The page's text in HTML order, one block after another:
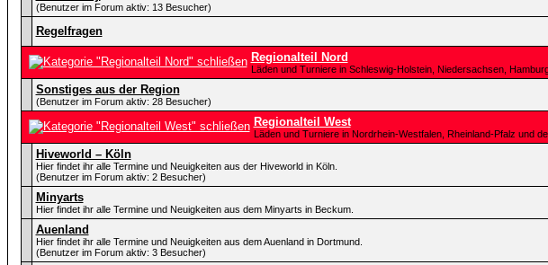
(Benutzer im Forum aktiv: 13 Besucher)
Regelfragen
Regionalteil Nord
Läden und Turniere in Schleswig-Holstein, Niedersachsen,
Sonstiges aus der Region
(Benutzer im Forum aktiv: 28 Besucher)
Regionalteil West
Läden und Turniere in Nordrhein-Westfalen, Rheinland-Pfalz und
Hiveworld – Köln
Hier findet ihr alle Termine und Neuigkeiten aus der Hiveworld in Köln.
(Benutzer im Forum aktiv: 2 Besucher)
Minyarts
Hier findet ihr alle Termine und Neuigkeiten aus dem Minyarts in Beckum.
Auenland
Hier findet ihr alle Termine und Neuigkeiten aus dem Auenland in Dortmund.
(Benutzer im Forum aktiv: 3 Besucher)